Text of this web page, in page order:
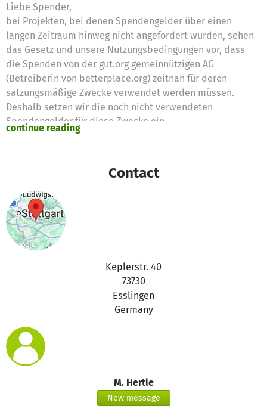
Liebe Spender,
bei Projekten, bei denen Spendengelder über einen
langen Zeitraum hinweg nicht angefordert wurden, sehen
das Gesetz und unsere Nutzungsbedingungen vor, dass
die Spenden von der gut.org gemeinnützigen AG
(Betreiberin von betterplace.org) zeitnah für deren
satzungsmäßige Zwecke verwendet werden müssen.
Deshalb setzen wir die noch nicht verwendeten
Spendengelder für diese Zwecke ein
Vielen Dank für eure Unterstützung,
continue reading
Contact
Keplerstr. 40
73730
Esslingen
Germany
M. Hertle
New message